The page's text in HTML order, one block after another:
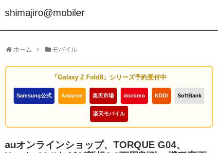
shimajiro@mobiler
ホーム モバイル
「Galaxy Z Fold8」シリーズ予約受付中
Samsung公式 Amazon 楽天市場 docomo KDDI SoftBank
楽天モバイル
auオンラインショップ、TORQUE G04、